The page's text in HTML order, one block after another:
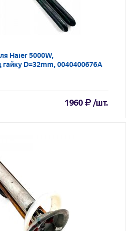
Haier 5000W,
D=32mm, 0040400676A
1960 /шт.